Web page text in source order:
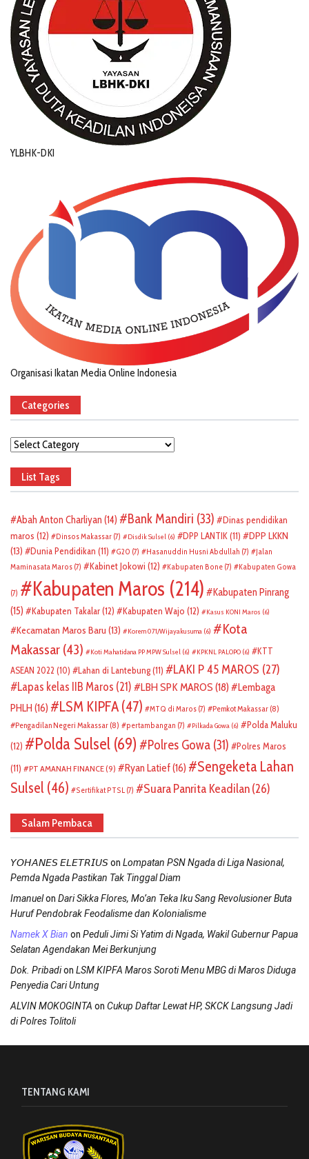
YLBHK-DKI
Organisasi Ikatan Media Online Indonesia
Categories
Categories
List Tags
Abah Anton Charliyan (14) Bank Mandiri (33)
Dinas pendidikan
maros (12) Dinsos Makassar (7) Disdik Sulsel (6) DPP LANTIK(11)
DPP LKKN
(13)
Dunia Pendidikan (11) G20 (7) Hasanuddin Husni Abdullah (7)
Jalan
Maminasata Maros (7) Kabinet Jokowi (12) Kabupaten Bone (7) Kabupaten Gowa
(7) Kabupaten Maros (214)
Kabupaten Pinrang
(15)
Kabupaten Takalar(12) Kabupaten Wajo (12) Kasus KONI Maros (6)
Kecamatan Maros Baru (13) Korem 071/Wijayakusuma (6)
Kota
Makassar (43) Koti Mahatidana PP MPW Sulsel (6) KPKNL PALOPO (6)
KTT
ASEAN 2022 (10) Lahan di Lantebung(11) LAKI P 45 MAROS (27)
Lapas kelas IIB Maros (21) LBH SPK MAROS (18)
Lembaga
PHLH (16) LSM KIPFA (47) MTQ di Maros (7) Pemkot Makassar (8)
Pengadilan Negeri Makassar (8) pertambangan (7) Pilkada Gowa (6)
Polda Maluku
(12)
Polda Sulsel (69) Polres Gowa (31)
Polres Maros
(11)
PT AMANAH FINANCE(9) Ryan Latief(16)
Sengeketa Lahan
Sulsel (46) Sertifikat PTSL (7) Suara Panrita Keadilan(26)
Salam Pembaca
𝘠𝘖𝘏𝘈𝘕𝘌𝘚 𝘌𝘓𝘌𝘛𝘙𝘐𝘜𝘚on Lompatan PSN Ngada di Liga Nasional,
Pemda Ngada Pastikan Tak Tinggal Diam
Imanuelon Dari Sikka Flores, Mo’an Teka Iku Sang Revolusioner Buta
Huruf Pendobrak Feodalisme dan Kolonialisme
Namek X Bian on Peduli Jimi Si Yatim di Ngada, Wakil Gubernur Papua
Selatan Agendakan Mei Berkunjung
Dok. Pribadion LSM KIPFA Maros Soroti Menu MBG di Maros Diduga
Penyedia Cari Untung
ALVIN MOKOGINTA on Cukup Daftar Lewat HP, SKCK Langsung Jadi
di Polres Tolitoli
TENTANG KAMI